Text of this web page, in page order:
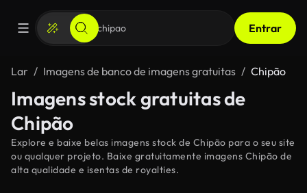
Entrar
Lar Imagens de banco de imagens gratuitas Chipão
Imagens stock gratuitas de
Chipão
Explore e baixe belas imagens stock de Chipão para o seu site
ou qualquer projeto. Baixe gratuitamente imagens Chipão de
alta qualidade e isentas de royalties.